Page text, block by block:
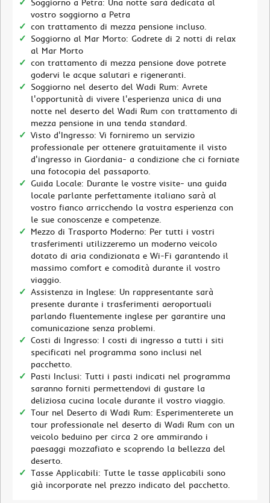
Soggiorno a Petra: Una notte sarà dedicata al
vostro soggiorno a Petra
con trattamento di mezza pensione incluso.
Soggiorno al Mar Morto: Godrete di 2 notti di relax
al Mar Morto
con trattamento di mezza pensione dove potrete
godervi le acque salutari e rigeneranti.
Soggiorno nel deserto del Wadi Rum: Avrete
l'opportunità di vivere l'esperienza unica di una
notte nel deserto del Wadi Rum con trattamento di
mezza pensione in una tenda standard.
Visto d'Ingresso: Vi forniremo un servizio
professionale per ottenere gratuitamente il visto
d'ingresso in Giordania- a condizione che ci forniate
una fotocopia del passaporto.
Guida Locale: Durante le vostre visite- una guida
locale parlante perfettamente italiano sarà al
vostro fianco arricchendo la vostra esperienza con
le sue conoscenze e competenze.
Mezzo di Trasporto Moderno: Per tutti i vostri
trasferimenti utilizzeremo un moderno veicolo
dotato di aria condizionata e Wi-Fi garantendo il
massimo comfort e comodità durante il vostro
viaggio.
Assistenza in Inglese: Un rappresentante sarà
presente durante i trasferimenti aeroportuali
parlando fluentemente inglese per garantire una
comunicazione senza problemi.
Costi di Ingresso: I costi di ingresso a tutti i siti
specificati nel programma sono inclusi nel
pacchetto.
Pasti Inclusi: Tutti i pasti indicati nel programma
saranno forniti permettendovi di gustare la
deliziosa cucina locale durante il vostro viaggio.
Tour nel Deserto di Wadi Rum: Esperimenterete un
tour professionale nel deserto di Wadi Rum con un
veicolo beduino per circa 2 ore ammirando i
paesaggi mozzafiato e scoprendo la bellezza del
deserto.
Tasse Applicabili: Tutte le tasse applicabili sono
già incorporate nel prezzo indicato del pacchetto.